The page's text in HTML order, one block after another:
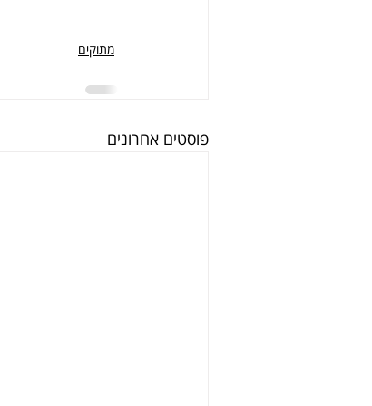
מתוקים
פוסטים אחרונים